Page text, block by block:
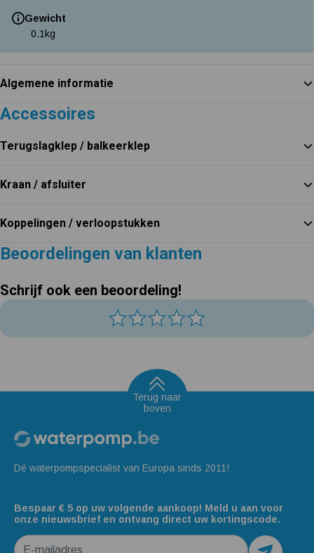
Gewicht
0.1 kg
Algemene informatie
Accessoires
Terugslagklep / balkeerklep
Kraan / afsluiter
Koppelingen / verloopstukken
Beoordelingen van klanten
Schrijf ook een beoordeling!
Terug naar
boven
Dé waterpompspecialist van Europa sinds 2011!
Bespaar € 5 op uw volgende aankoop! Meld u aan voor
onze nieuwsbrief en ontvang direct uw kortingscode.
E-mailadres